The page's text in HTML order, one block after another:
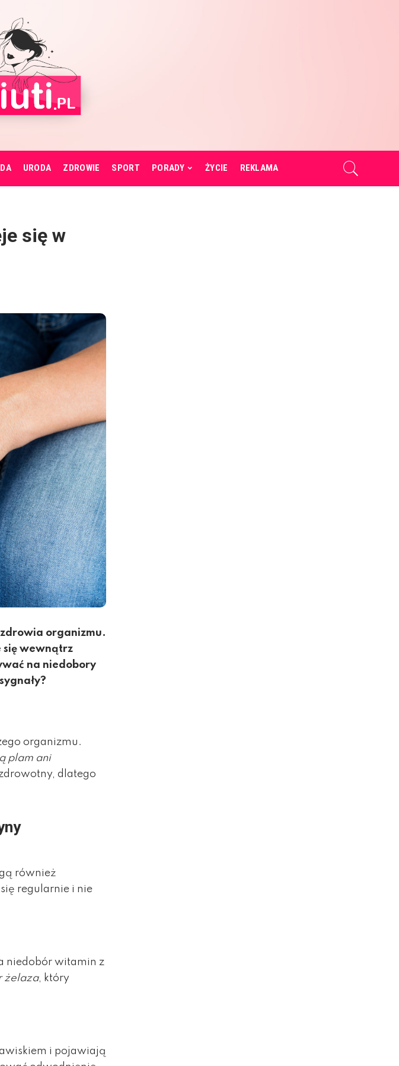
URODA ZDROWIE SPORT PORADY ŻYCIE REKLAMA
się w
organizmu.
się wewnątrz
na niedobory
organizmu.
plam ani
dlatego
również
regularnie i nie
niedobór witamin z
żelaza, który
i pojawiają